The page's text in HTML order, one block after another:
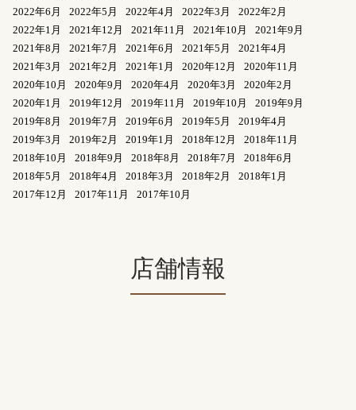
2022年6月
2022年5月 2022年4月 2022年3月
2022年2月
2022年1月
2021年12月 2021年11月 2021年10月
2021年9月
2021年8月
2021年7月 2021年6月 2021年5月
2021年4月
2021年3月
2021年2月 2021年1月 2020年12月
2020年11月
2020年10月
2020年9月 2020年4月 2020年3月
2020年2月
2020年1月
2019年12月 2019年11月 2019年10月
2019年9月
2019年8月
2019年7月 2019年6月 2019年5月
2019年4月
2019年3月
2019年2月 2019年1月 2018年12月
2018年11月
2018年10月
2018年9月 2018年8月 2018年7月
2018年6月
2018年5月
2018年4月 2018年3月 2018年2月
2018年1月
2017年12月
2017年11月 2017年10月
店舗情報